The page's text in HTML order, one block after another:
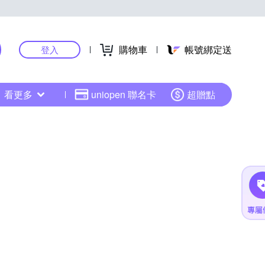
登入 購物車 帳號綁定送
看更多 uniopen 聯名卡 超贈點